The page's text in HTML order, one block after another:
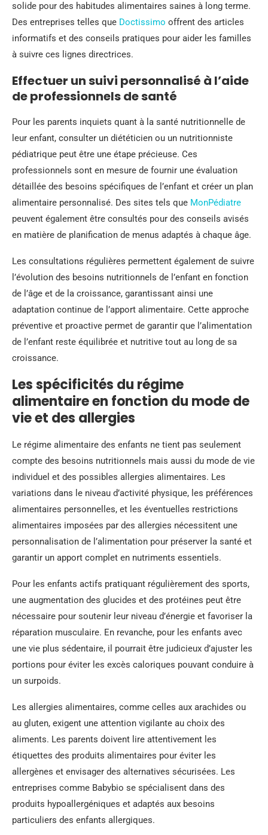
solide pour des habitudes alimentaires saines à long terme.
Des entreprises telles que Doctissimo offrent des articles
informatifs et des conseils pratiques pour aider les familles
à suivre ces lignes directrices.
Effectuer un suivi personnalisé à l’aide
de professionnels de santé
Pour les parents inquiets quant à la santé nutritionnelle de
leur enfant, consulter un diététicien ou un nutritionniste
pédiatrique peut être une étape précieuse. Ces
professionnels sont en mesure de fournir une évaluation
détaillée des besoins spécifiques de l’enfant et créer un plan
alimentaire personnalisé. Des sites tels que MonPédiatre
peuvent également être consultés pour des conseils avisés
en matière de planification de menus adaptés à chaque âge.
Les consultations régulières permettent également de suivre
l’évolution des besoins nutritionnels de l’enfant en fonction
de l’âge et de la croissance, garantissant ainsi une
adaptation continue de l’apport alimentaire. Cette approche
préventive et proactive permet de garantir que l’alimentation
de l’enfant reste équilibrée et nutritive tout au long de sa
croissance.
Les spécificités du régime
alimentaire en fonction du mode de
vie et des allergies
Le régime alimentaire des enfants ne tient pas seulement
compte des besoins nutritionnels mais aussi du mode de vie
individuel et des possibles allergies alimentaires. Les
variations dans le niveau d’activité physique, les préférences
alimentaires personnelles, et les éventuelles restrictions
alimentaires imposées par des allergies nécessitent une
personnalisation de l’alimentation pour préserver la santé et
garantir un apport complet en nutriments essentiels.
Pour les enfants actifs pratiquant régulièrement des sports,
une augmentation des glucides et des protéines peut être
nécessaire pour soutenir leur niveau d’énergie et favoriser la
réparation musculaire. En revanche, pour les enfants avec
une vie plus sédentaire, il pourrait être judicieux d’ajuster les
portions pour éviter les excès caloriques pouvant conduire à
un surpoids.
Les allergies alimentaires, comme celles aux arachides ou
au gluten, exigent une attention vigilante au choix des
aliments. Les parents doivent lire attentivement les
étiquettes des produits alimentaires pour éviter les
allergènes et envisager des alternatives sécurisées. Les
entreprises comme Babybio se spécialisent dans des
produits hypoallergéniques et adaptés aux besoins
particuliers des enfants allergiques.